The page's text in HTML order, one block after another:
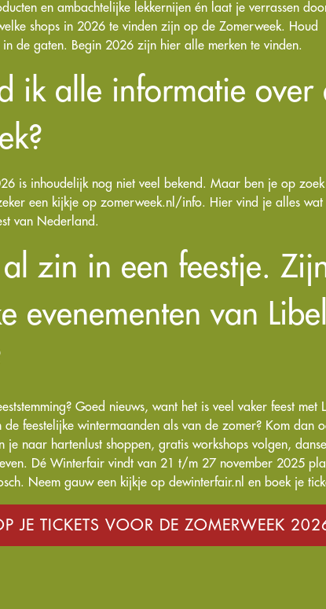
en ambachtelijke lekkernijen én laat je verrassen
shops in 2026 te vinden zijn op de Zomerweek. Houd
de gaten. Begin 2026 zijn hier alle merken te vinden.
ik alle informatie over
is inhoudelijk nog niet veel bekend. Maar ben je op
een kijkje op zomerweek.nl/info. Hier vind je alles wat
van Nederland.
al zin in een feestje.
evenementen van
Goed nieuws, want het is veel vaker feest met
feestelijke wintermaanden als van de zomer? Kom dan
naar hartenlust shoppen, gratis workshops volgen,
Dé Winterfair vindt van 21 t/m 27 november 2025
Neem gauw een kijkje op dewinterfair.nl en boek je
JE TICKETS VOOR DE ZOMERWEEK